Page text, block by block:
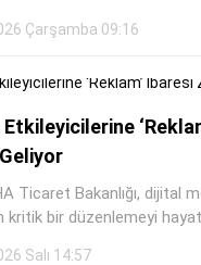
Çarşamba 09:16
Ticaret Bakanlığı, dijital
kritik bir düzenlemeyi
Salı 14:57